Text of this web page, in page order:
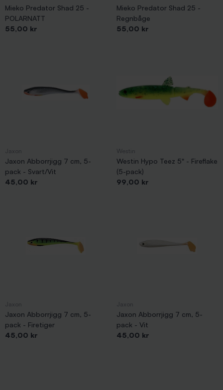
Mieko Predator Shad 25 -
POLARNATT
Pris
55,00 kr
Mieko Predator Shad 25 -
Regnbåge
Pris
55,00 kr
Jaxon Abborrjigg 7 cm, 5-
pack - Svart/Vit
Pris
45,00 kr
Westin Hypo Teez 5" - Fireflake
(5-pack)
Pris
99,00 kr
Jaxon Abborrjigg 7 cm, 5-
pack - Firetiger
Pris
45,00 kr
Jaxon Abborrjigg 7 cm, 5-
pack - Vit
Pris
45,00 kr